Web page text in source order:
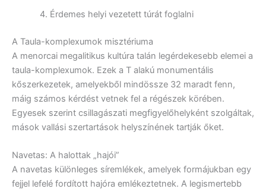
Érdemes helyi vezetett túrát foglalni
A Taula-komplexumok misztériuma
A menorcai megalitikus kultúra talán legérdekesebb elemei a
taula-komplexumok. Ezek a T alakú monumentális
kőszerkezetek, amelyekből mindössze 32 maradt fenn,
máig számos kérdést vetnek fel a régészek körében.
Egyesek szerint csillagászati megfigyelőhelyként szolgáltak,
mások vallási szertartások helyszínének tartják őket.
Navetas: A halottak „hajói”
A navetas különleges síremlékek, amelyek formájukban egy
fejjel lefelé fordított hajóra emlékeztetnek. A legismertebb